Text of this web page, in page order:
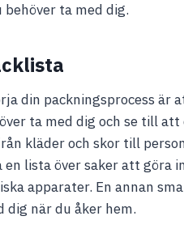
ta med dig.
din packningsprocess är
ta med dig och se till
kläder och skor till
lista över saker att göra
apparater. En annan
dig när du åker hem.